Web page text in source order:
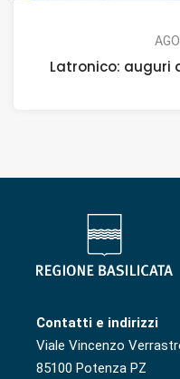
Latronico: auguri
Contatti e indirizzi
Viale Vincenzo
85100 Potenza PZ